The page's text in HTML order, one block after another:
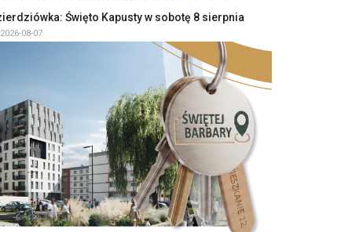
Święto Kapusty w sobotę 8 sierpnia
2026-08-07